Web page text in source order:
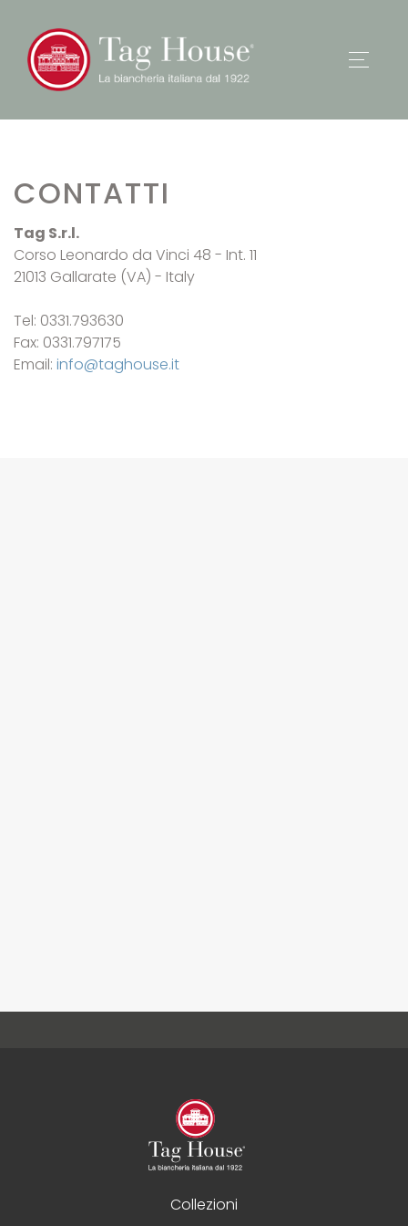
CONTATTI
Tag S.r.l.
Corso Leonardo da Vinci 48 - Int. 11
21013 Gallarate (VA) - Italy
Tel: 0331.793630
Fax: 0331.797175
Email: info@taghouse.it
Collezioni